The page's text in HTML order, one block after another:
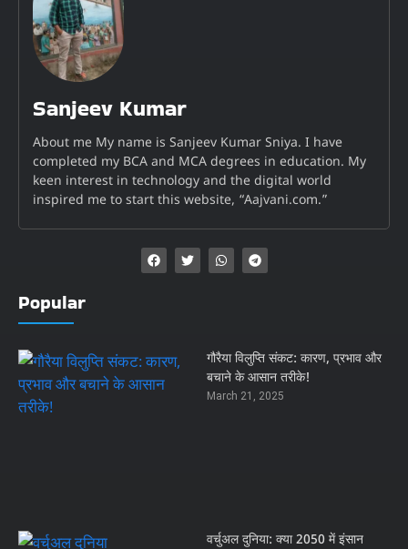
Sanjeev Kumar
About me My name is Sanjeev Kumar Sniya. I have
completed my BCA and MCA degrees in education. My
keen interest in technology and the digital world
inspired me to start this website, “Aajvani.com.”
Popular
गौरैया विलुप्ति संकट: कारण, प्रभाव और
बचाने के आसान तरीके!
March 21, 2025
वर्चुअल दुनिया: क्या 2050 में इंसान